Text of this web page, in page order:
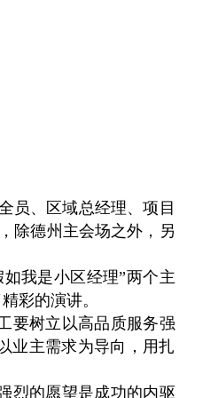
、区域总经理、项目
除德州主会场之外，另
我是小区经理”两个主
彩的演讲。
树立以高品质服务强
业主需求为导向，用扎
的愿望是成功的内驱